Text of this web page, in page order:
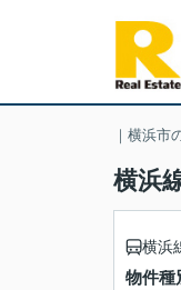
｜横浜市
横浜
横浜
物件種